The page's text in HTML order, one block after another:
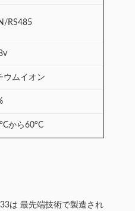
RS485
ウムイオン
から60°C
は 最先端技術で製造され